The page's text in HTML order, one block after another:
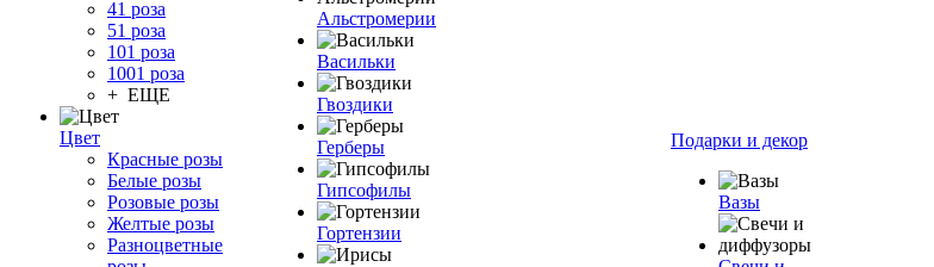
41 роза
51 роза
101 роза
1001 роза
+ ЕЩЕ
Цвет
Красные розы
Белые розы
Розовые розы
Желтые розы
Разноцветные
Альстромерии
Васильки
Гвоздики
Герберы
Гипсофилы
Гортензии
Подарки и декор
Вазы